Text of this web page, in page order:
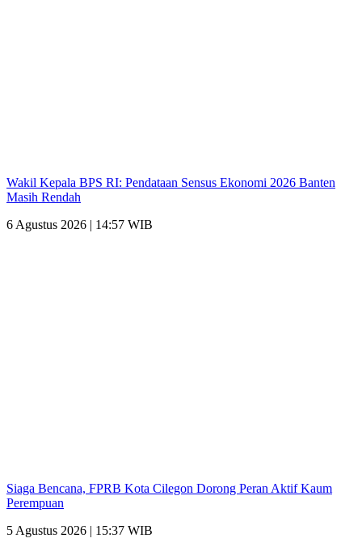
Wakil Kepala BPS RI: Pendataan Sensus Ekonomi 2026 Banten
Masih Rendah
6 Agustus 2026 | 14:57 WIB
Siaga Bencana, FPRB Kota Cilegon Dorong Peran Aktif Kaum
Perempuan
5 Agustus 2026 | 15:37 WIB